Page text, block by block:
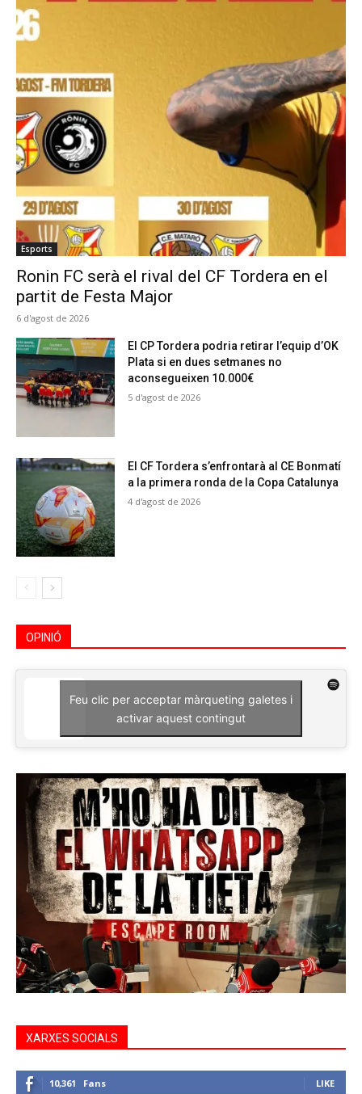
Esports
Ronin FC serà el rival del CF Tordera en el
partit de Festa Major
6 d'agost de 2026
El CP Tordera podria retirar l’equip d’OK
Plata si en dues setmanes no
aconsegueixen 10.000€
5 d'agost de 2026
El CF Tordera s’enfrontarà al CE Bonmatí
a la primera ronda de la Copa Catalunya
4 d'agost de 2026
OPINIÓ
Feu clic per acceptar màrqueting galetes i
activar aquest contingut
XARXES SOCIALS
10,361 Fans LIKE